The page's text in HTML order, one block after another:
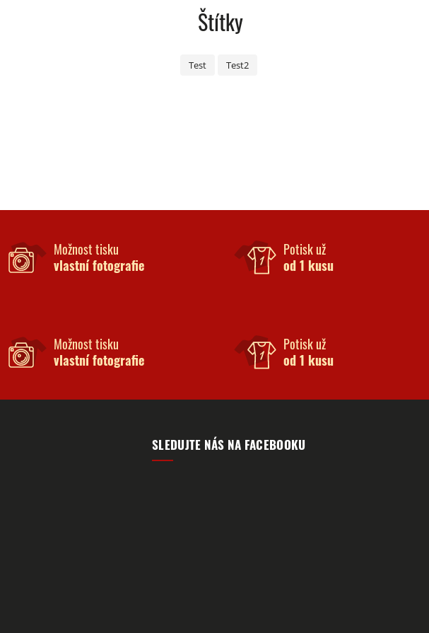
Štítky
Test Test2
Možnost tisku
vlastní fotografie
Potisk už
od 1 kusu
Možnost tisku
vlastní fotografie
Potisk už
od 1 kusu
SLEDUJTE NÁS NA FACEBOOKU